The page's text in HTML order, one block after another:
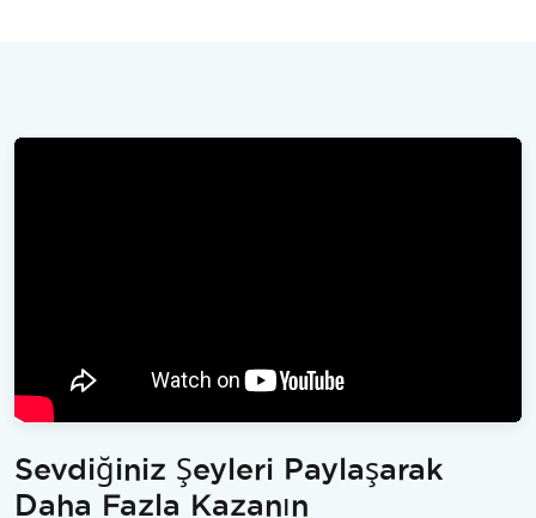
Sevdiğiniz Şeyleri Paylaşarak
Daha Fazla Kazanın